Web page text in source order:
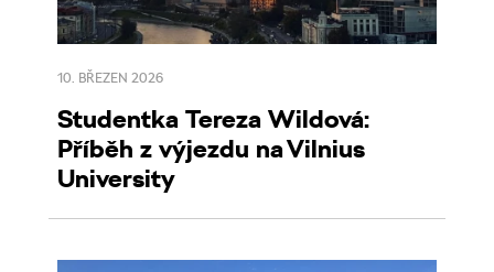
10. BŘEZEN 2026
Studentka Tereza Wildová:
Příběh z výjezdu na Vilnius
University